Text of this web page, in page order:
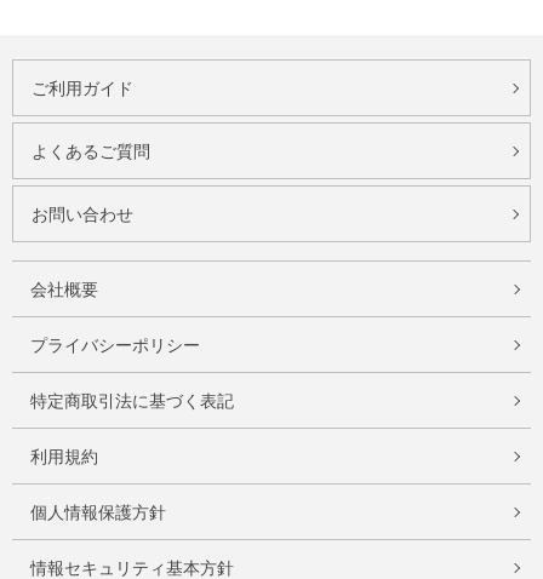
ご利用ガイド
よくあるご質問
お問い合わせ
会社概要
プライバシーポリシー
特定商取引法に基づく表記
利用規約
個人情報保護方針
情報セキュリティ基本方針